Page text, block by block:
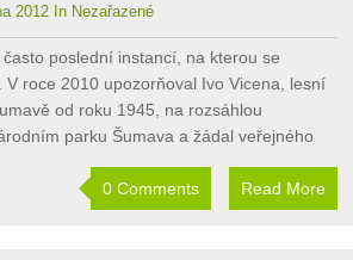
2012 In Nezařazené
poslední instancí, na kterou se
roce 2010 upozorňoval Ivo Vicena, lesní
od roku 1945, na rozsáhlou
parku Šumava a žádal veřejného
0 Comments Read More